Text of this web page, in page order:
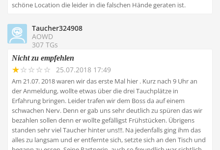
schöne Location die leider in die falschen Hände geraten ist.
Taucher324908
AOWD
307 TGs
Nicht zu empfehlen
25.07.2018 17:49
Am 21.07. 2018 waren wir das erste Mal hier . Kurz nach 9 Uhr an
der Anmeldung, wollte etwas über die drei Tauchplätze in
Erfahrung bringen. Leider trafen wir dem Boss da auf einem
schwachen Nerv. Denn er gab uns sehr deutlich zu spüren das wir
bezahlen sollen denn er wollte gefälligst Frühstücken. Übrigens
standen sehr viel Taucher hinter uns!!!. Na jedenfalls ging ihm das
alles zu langsam und er entfernte sich, setzte sich an den Tisch und